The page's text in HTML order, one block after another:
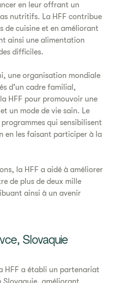
en leur offrant un
nutritifs. La HFF contribue
de cuisine et en améliorant
ainsi une alimentation
difficiles.
une organisation mondiale
d’un cadre familial,
HFF pour promouvoir une
un mode de vie sain. Le
qui sensibilisent
en les faisant participer à la
la HFF a aidé à améliorer
de plus de deux mille
ainsi à un avenir
Slovaquie
HFF a établi un partenariat